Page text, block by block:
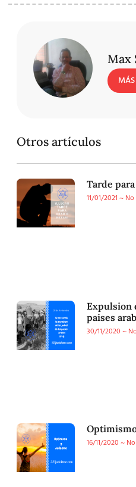
Max
Otros artículos
Tarde
11/01/2021
Expulsion
paises
30/11/2020
16/11/2020